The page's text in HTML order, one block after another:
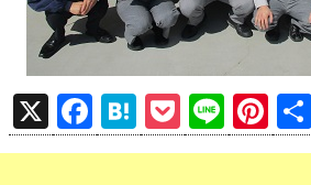
X
F
a
H
at
P
o
Li
n
Pi
nt